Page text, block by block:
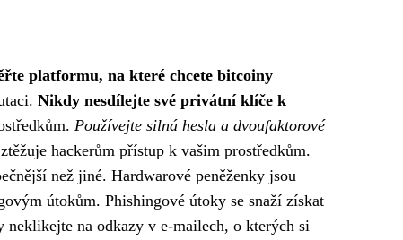
platformu, na které chcete bitcoiny
Nikdy nesdílejte své privátní klíče k
Používejte silná hesla a dvoufaktorové
hackerům přístup k vašim prostředkům.
než jiné. Hardwarové peněženky jsou
útokům. Phishingové útoky se snaží získat
na odkazy v e-mailech, o kterých si